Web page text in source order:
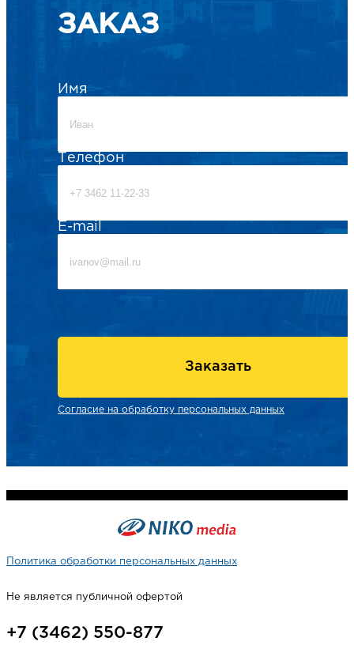
ЗАКАЗ
Имя
Телефон
E-mail
Заказать
Согласие на обработку персональных данных
Политика обработки персональных данных
Не является публичной офертой
+7 (3462) 550-877